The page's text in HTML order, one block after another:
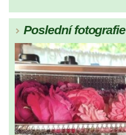
Poslední fotografie